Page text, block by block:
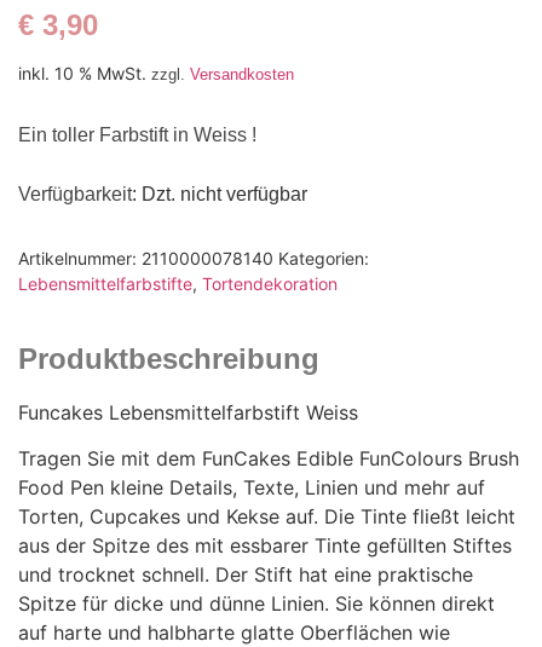
€ 3,90
inkl. 10 % MwSt. zzgl. Versandkosten
Ein toller Farbstift in Weiss !
Verfügbarkeit: Dzt. nicht verfügbar
Artikelnummer: 2110000078140 Kategorien:
Lebensmittelfarbstifte, Tortendekoration
Produktbeschreibung
Funcakes Lebensmittelfarbstift Weiss
Tragen Sie mit dem FunCakes Edible FunColours Brush
Food Pen kleine Details, Texte, Linien und mehr auf
Torten, Cupcakes und Kekse auf. Die Tinte fließt leicht
aus der Spitze des mit essbarer Tinte gefüllten Stiftes
und trocknet schnell. Der Stift hat eine praktische
Spitze für dicke und dünne Linien. Sie können direkt
auf harte und halbharte glatte Oberflächen wie